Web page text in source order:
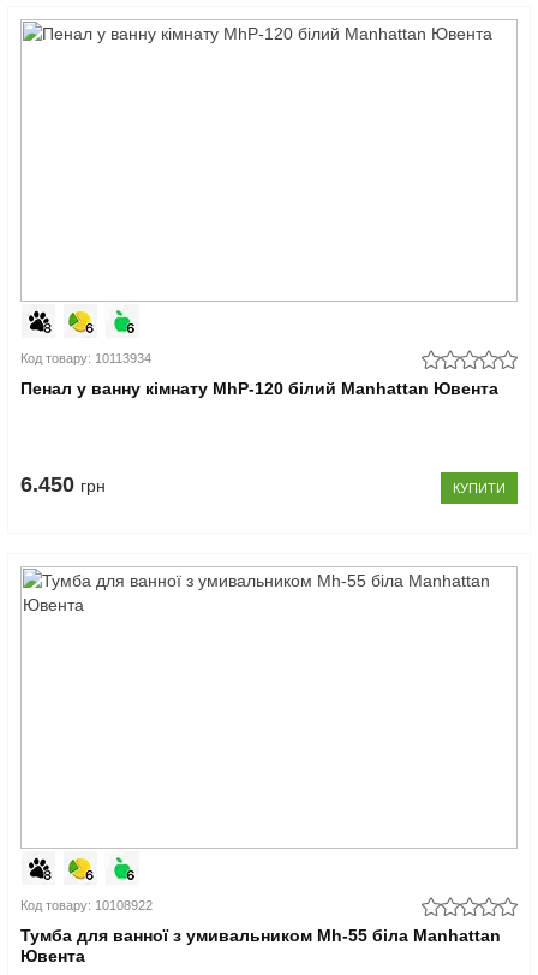
Код товару: 10113934
Пенал у ванну кімнату MhP-120 білий Manhattan Ювента
6.450 грн КУПИТИ
Код товару: 10108922
Тумба для ванної з умивальником Mh-55 біла Manhattan
Ювента